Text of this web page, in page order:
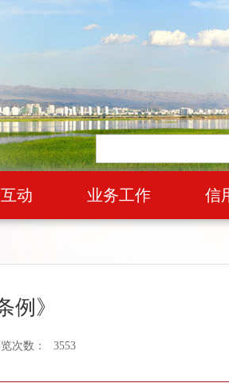
动 业务工作 信
例》
次数： 3553